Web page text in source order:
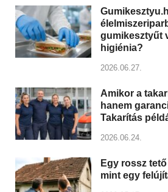
gumikesztyűt
higiénia?
2026.06.27.
Amikor a
hanem
Takarítás
2026.06.24.
Egy rossz
mint egy